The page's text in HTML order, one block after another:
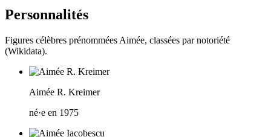
Personnalités
Figures célèbres prénommées Aimée, classées par notoriété
(Wikidata).
Aimée R. Kreimer
né·e en 1975